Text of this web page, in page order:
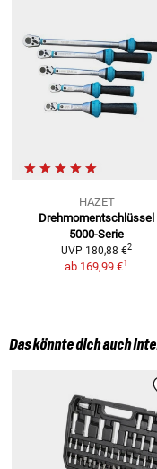
HAZET
Drehmomentschlüssel
5000-Serie
UVP 180,88 €2
ab 169,99 €1
Das könnte dich auch